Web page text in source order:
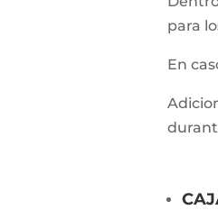
para
En